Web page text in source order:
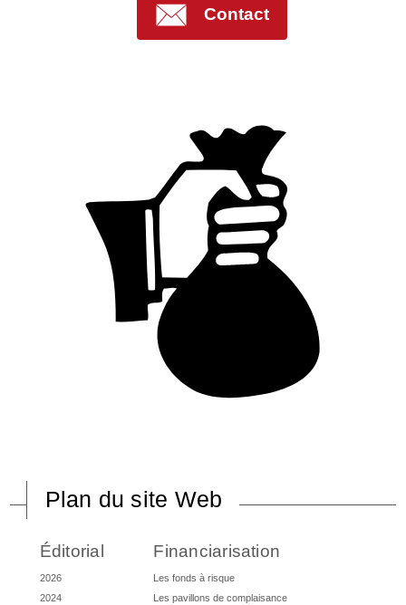
Contact
Plan du site Web
Éditorial
2026
2024
Financiarisation
Les fonds à risque
Les pavillons de complaisance